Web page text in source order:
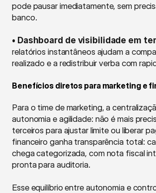
pode pausar imediatamente, sem
banco.
• Dashboard de visibilidade em
relatórios instantâneos ajudam a
realizado e a redistribuir verba com
Benefícios diretos para marketing e
Para o time de marketing, a
autonomia e agilidade: não é mais
terceiros para ajustar limite ou liberar
financeiro ganha transparência total:
chega categorizada, com nota fiscal
pronta para auditoria.
Esse equilíbrio entre autonomia e